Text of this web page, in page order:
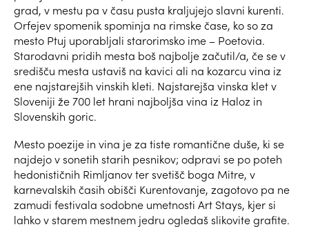
grad, v mestu pa v času pusta kraljujejo slavni kurenti.
Orfejev spomenik spominja na rimske čase, ko so za
mesto Ptuj uporabljali starorimsko ime – Poetovia.
Starodavni pridih mesta boš najbolje začutil/a, če se v
središču mesta ustaviš na kavici ali na kozarcu vina iz
ene najstarejših vinskih kleti. Najstarejša vinska klet v
Sloveniji že 700 let hrani najboljša vina iz Haloz in
Slovenskih goric.
Mesto poezije in vina je za tiste romantične duše, ki se
najdejo v sonetih starih pesnikov; odpravi se po poteh
hedonističnih Rimljanov ter svetišč boga Mitre, v
karnevalskih časih obišči Kurentovanje, zagotovo pa ne
zamudi festivala sodobne umetnosti Art Stays, kjer si
lahko v starem mestnem jedru ogledaš slikovite grafite.